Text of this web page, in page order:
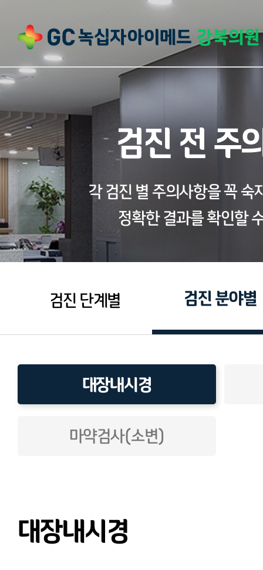
검진 전 주
각 검진 별 주의사항을 꼭 숙
정확한 결과를 확인할
검진 단계별 검진 분야별
대장내시경
마약검사(소변)
대장내시경